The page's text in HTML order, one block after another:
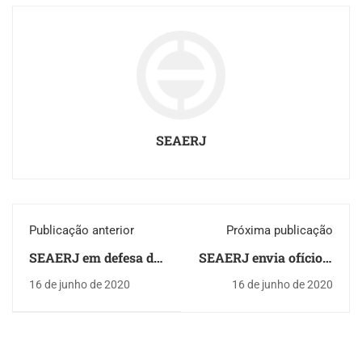
SEAERJ
Publicação anterior
SEAERJ em defesa da
flexibilização do
16 de junho de 2020
Próxima publicação
SEAERJ envia ofício à
de Lei nº 1556/2019
16 de junho de 2020